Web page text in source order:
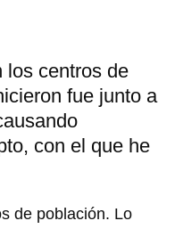
los centros de
fue junto a
con el que he
de población. Lo